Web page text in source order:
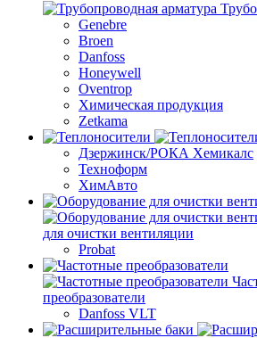
Genebre
Broen
Danfoss
Honeywell
Oventrop
Химическая продукция
Zetkama
Дзержинск/РОКА Хемикалс
Техноформ
ХимАвто
для очистки вентиляции
Probat
преобразователи
Danfoss VLT